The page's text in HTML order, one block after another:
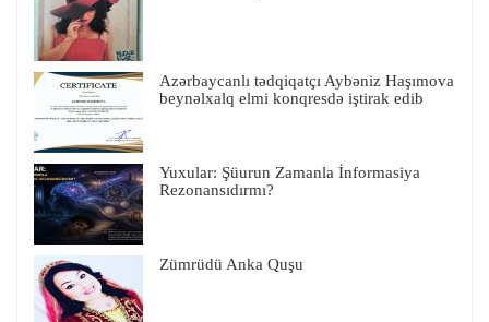
Azərbaycanlı tədqiqatçı Aybəniz Haşımova
beynəlxalq elmi konqresdə iştirak edib
Yuxular: Şüurun Zamanla İnformasiya
Rezonansıdırmı?
Zümrüdü Anka Quşu